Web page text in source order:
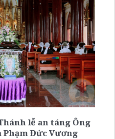
lễ an táng Ông
Phạm Đức Vương